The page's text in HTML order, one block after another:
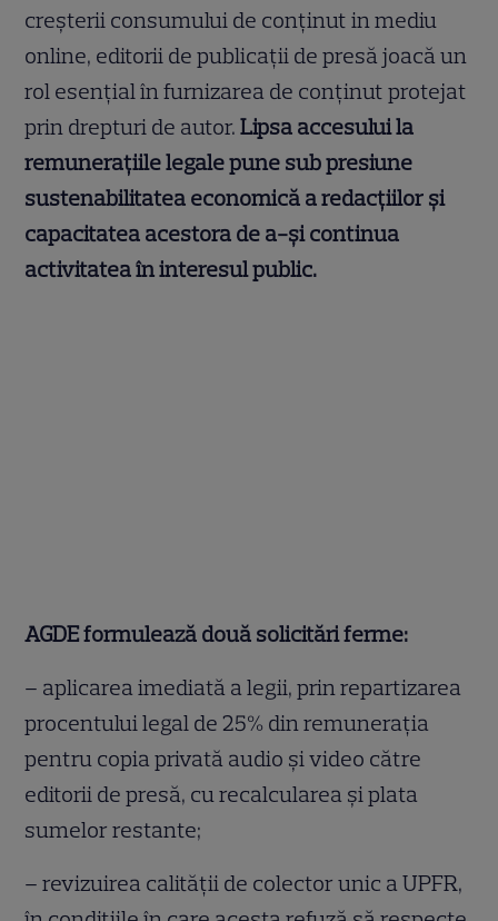
creșterii consumului de conținut in mediu
online, editorii de publicații de presă joacă un
rol esențial în furnizarea de conținut protejat
prin drepturi de autor.Lipsa accesului la
remunerațiile legale pune sub presiune
sustenabilitatea economică a redacțiilor și
capacitatea acestora de a-și continua
activitatea în interesul public.
AGDE formulează două solicitări ferme:
– aplicarea imediată a legii, prin repartizarea
procentului legal de 25% din remunerația
pentru copia privată audio și video către
editorii de presă, cu recalcularea și plata
sumelor restante;
– revizuirea calității de colector unic a UPFR,